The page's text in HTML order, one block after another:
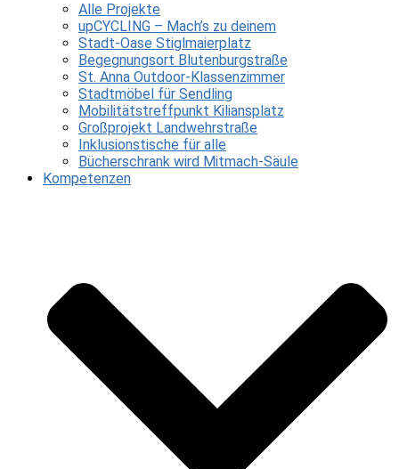
Alle Projekte
upCYCLING – Mach’s zu deinem
Stadt-Oase Stiglmaierplatz
Begegnungsort Blutenburgstraße
St. Anna Outdoor-Klassenzimmer
Stadtmöbel für Sendling
Mobilitätstreffpunkt Kiliansplatz
Großprojekt Landwehrstraße
Inklusionstische für alle
Bücherschrank wird Mitmach-Säule
Kompetenzen